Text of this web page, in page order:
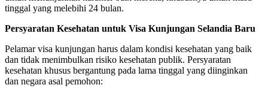
tinggal yang melebihi 24 bulan.
Persyaratan Kesehatan untuk Visa Kunjungan Selandia Baru
Pelamar visa kunjungan harus dalam kondisi kesehatan yang baik
dan tidak menimbulkan risiko kesehatan publik. Persyaratan
kesehatan khusus bergantung pada lama tinggal yang diinginkan
dan negara asal pemohon: